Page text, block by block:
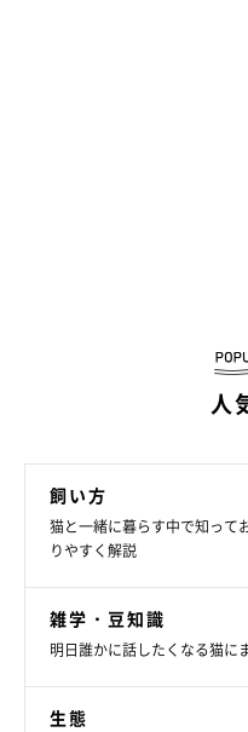
人
飼い方
猫と一緒に暮らす中で知って
りやすく解説
雑学・豆知識
明日誰かに話したくなる猫に
生態